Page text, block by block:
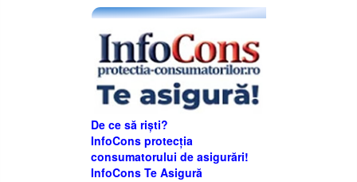
De ce să riști?
InfoCons protecția
consumatorului de asigurări!
InfoCons Te Asigură